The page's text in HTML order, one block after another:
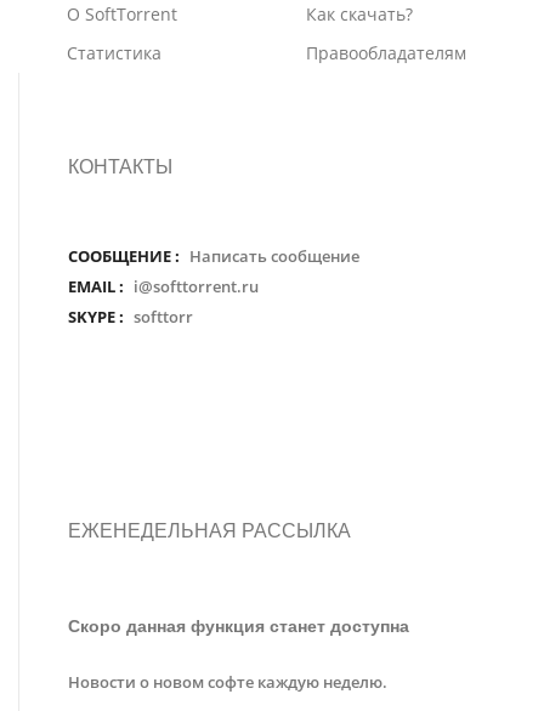
О SoftTorrent
Статистика
Как скачать?
Правообладателям
КОНТАКТЫ
СООБЩЕНИЕ : Написать сообщение
EMAIL : i@softtorrent.ru
SKYPE : softtorr
ЕЖЕНЕДЕЛЬНАЯ РАССЫЛКА
Скоро данная функция станет доступна
Новости о новом софте каждую неделю.